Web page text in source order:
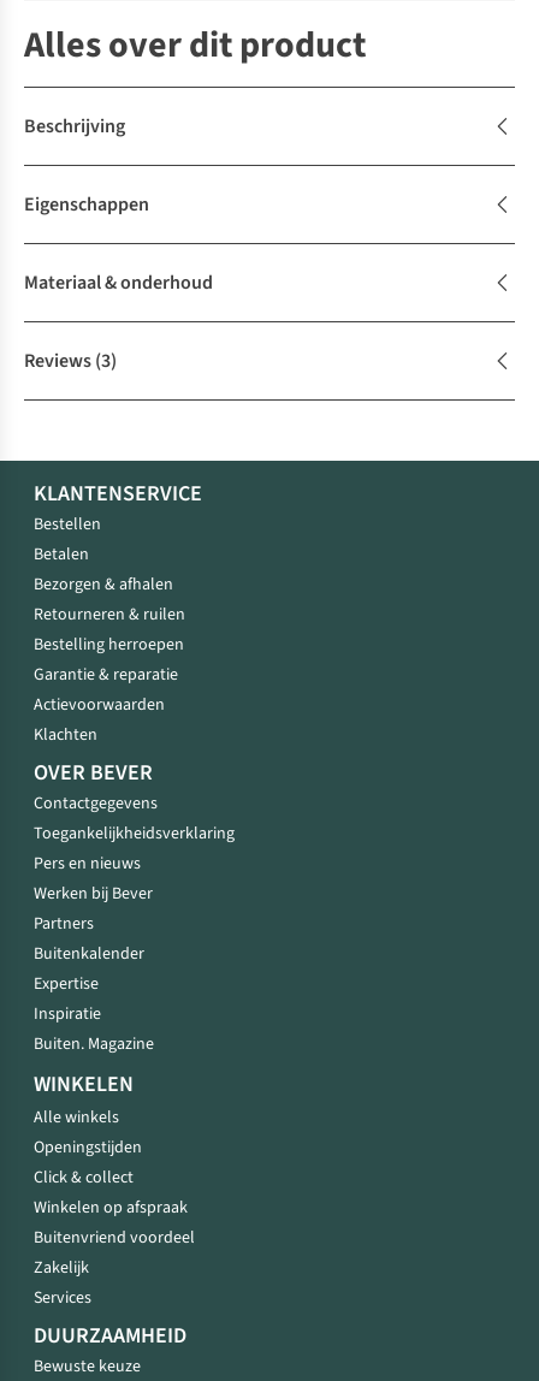
Alles over dit product
Beschrijving
Eigenschappen
Materiaal & onderhoud
Reviews(3)
KLANTENSERVICE
Bestellen
Betalen
Bezorgen & afhalen
Retourneren & ruilen
Bestelling herroepen
Garantie & reparatie
Actievoorwaarden
Klachten
OVER BEVER
Contactgegevens
Toegankelijkheidsverklaring
Pers en nieuws
Werken bij Bever
Partners
Buitenkalender
Expertise
Inspiratie
Buiten. Magazine
WINKELEN
Alle winkels
Openingstijden
Click & collect
Winkelen op afspraak
Buitenvriend voordeel
Zakelijk
Services
DUURZAAMHEID
Bewuste keuze